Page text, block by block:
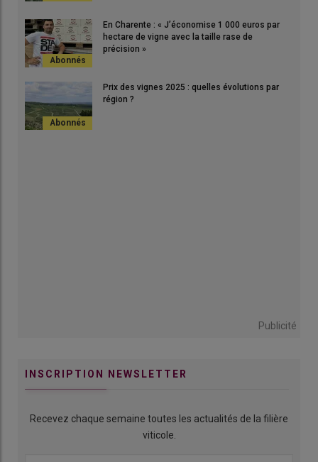
En Charente : « J’économise 1 000 euros par
hectare de vigne avec la taille rase de
précision »
Prix des vignes 2025 : quelles évolutions par
région ?
Publicité
INSCRIPTION NEWSLETTER
Recevez chaque semaine toutes les actualités de la filière
viticole.